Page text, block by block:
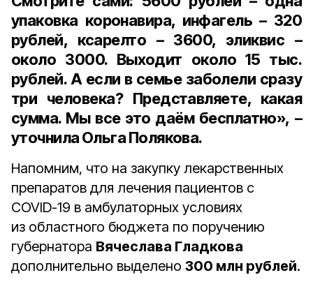
упаковка коронавира, инфагель – 320
рублей, ксарелто – 3600, эликвис –
около 3000. Выходит около 15 тыс.
рублей. А если в семье заболели сразу
три человека? Представляете, какая
сумма. Мы все это даём бесплатно», –
уточнила Ольга Полякова.
Напомним, что на закупку лекарственных
препаратов для лечения пациентов c
COVID-19 в амбулаторных условиях
из областного бюджета по поручению
губернатора Вячеслава Гладкова
дополнительно выделено 300 млн рублей.